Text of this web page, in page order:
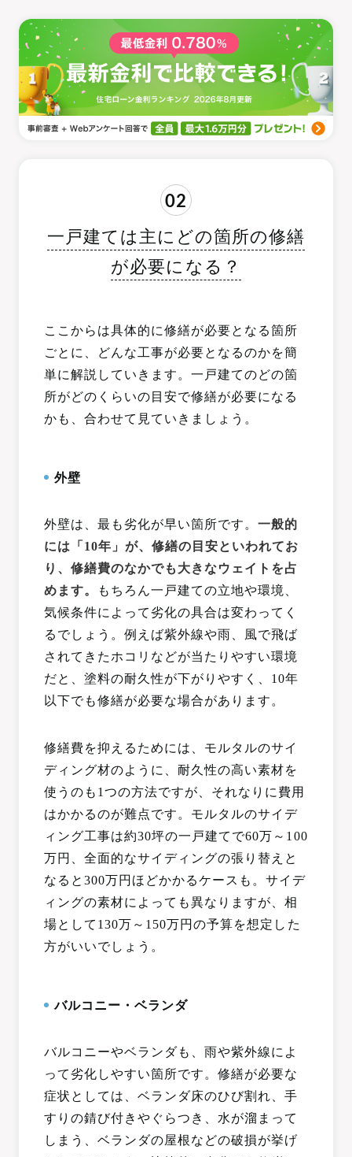
02
一戸建ては主にどの箇所の修繕
が必要になる？
ここからは具体的に修繕が必要となる箇所
ごとに、どんな工事が必要となるのかを簡
単に解説していきます。一戸建てのどの箇
所がどのくらいの目安で修繕が必要になる
かも、合わせて見ていきましょう。
外壁
外壁は、最も劣化が早い箇所です。一般的
には「10年」が、修繕の目安といわれてお
り、修繕費のなかでも大きなウェイトを占
めます。
もちろん一戸建ての立地や環境、
気候条件によって劣化の具合は変わってく
るでしょう。例えば紫外線や雨、風で飛ば
されてきたホコリなどが当たりやすい環境
だと、塗料の耐久性が下がりやすく、10年
以下でも修繕が必要な場合があります。
修繕費を抑えるためには、モルタルのサイ
ディング材のように、耐久性の高い素材を
使うのも1つの方法ですが、それなりに費用
はかかるのが難点です。モルタルのサイデ
ィング工事は約30坪の一戸建てで60万～100
万円、全面的なサイディングの張り替えと
なると300万円ほどかかるケースも。サイデ
ィングの素材によっても異なりますが、相
場として130万～150万円の予算を想定した
方がいいでしょう。
バルコニー・ベランダ
バルコニーやベランダも、雨や紫外線によ
って劣化しやすい箇所です。修繕が必要な
症状としては、ベランダ床のひび割れ、手
すりの錆び付きやぐらつき、水が溜まって
しまう、ベランダの屋根などの破損が挙げ